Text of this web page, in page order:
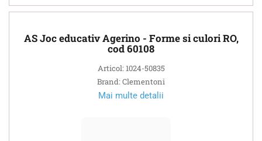
AS Joc educativ Agerino - Forme si culori RO,
cod 60108
Articol: 1024-50835
Brand: Clementoni
Mai multe detalii